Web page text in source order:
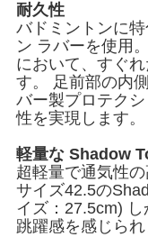
耐久性
バドミントンに
ン ラバーを使用
において、すぐ
す。 足前部の内
バー製プロテク
性を実現します。
軽量な Shadow
超軽量で通気性
サイズ42.5の
イズ：27.5cm)
跳躍感を感じられ